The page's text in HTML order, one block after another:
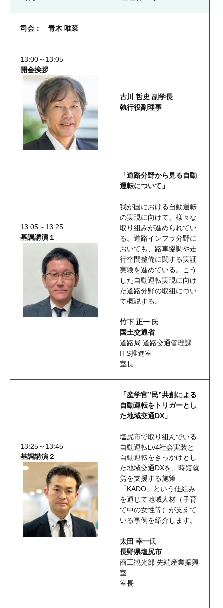
司会： 青木 唯菜
13:00～13:05
開会挨拶
古川 哲史 副学長
執行役副理事
13:05～13:25
基調講演１
「道路分野から見る自動
運転について」
我が国における自動運転
の実現に向けて、様々な
取り組みが進められてい
る。道路インフラ分野に
おいても、路車協調や走
行空間整備に関する実証
実験を進めている。こう
した自動運転実現に向け
た道路分野の取組につい
て概説する。
竹下 正一 氏
国土交通省
道路局 道路交通管理課
ITS推進室
室長
13:25～13:45
基調講演２
「産学官”民”共創による
自動運転をトリガーとし
た地域交通DX」
塩尻市で取り組んでいる
自動運転Lv4社会実装と
自動運転をきっかけとし
た地域交通DXを、時短就
労を支援する施策
「KADO」という仕組み
を通じて地域人材（子育
て中の女性等）が支えて
いる事例を紹介します。
太田 幸一氏
長野県塩尻市
商工観光部 先端産業振興
室
室長